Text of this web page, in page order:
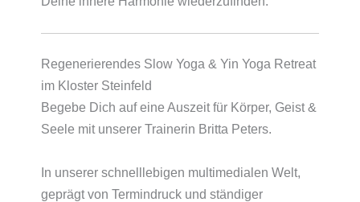
Regenerierendes Slow Yoga & Yin Yoga Retreat
im Kloster Steinfeld
Begebe Dich auf eine Auszeit für Körper, Geist &
Seele mit unserer Trainerin Britta Peters.
In unserer schnelllebigen multimedialen Welt,
geprägt von Termindruck und ständiger